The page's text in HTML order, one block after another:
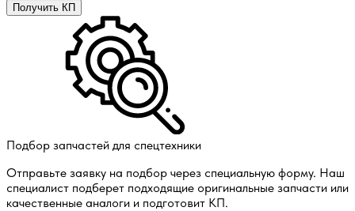
Получить КП
Подбор запчастей для спецтехники
Отправьте заявку на подбор через специальную форму. Наш
специалист подберет подходящие оригинальные запчасти или
качественные аналоги и подготовит КП.